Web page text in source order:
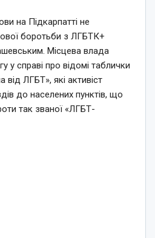
на Підкарпатті не
боротьби з ЛГБТК+
Місцева влада
у справі про відомі таблички
від ЛГБТ», які активіст
до населених пунктів, що
так званої «ЛГБТ-